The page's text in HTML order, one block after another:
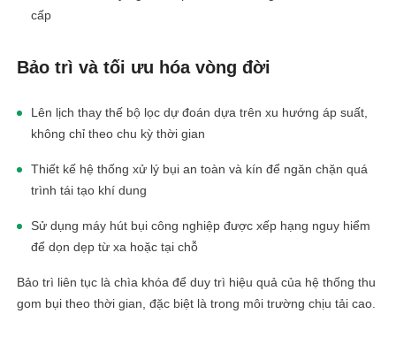
facebook
twitter
cấp
Bảo trì và tối ưu hóa vòng đời
Lên lịch thay thế bộ lọc dự đoán dựa trên xu hướng áp suất,
không chỉ theo chu kỳ thời gian
Thiết kế hệ thống xử lý bụi an toàn và kín để ngăn chặn quá
trình tái tạo khí dung
Sử dụng máy hút bụi công nghiệp được xếp hạng nguy hiểm
để dọn dẹp từ xa hoặc tại chỗ
Bảo trì liên tục là chìa khóa để duy trì hiệu quả của hệ thống thu
gom bụi theo thời gian, đặc biệt là trong môi trường chịu tải cao.